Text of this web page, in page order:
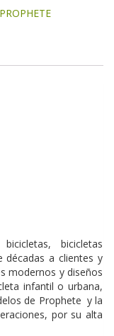
PROPHETE
bicicletas
décadas a clientes y
modernos y diseños
infantil o urbana,
de Prophete y la
por su alta